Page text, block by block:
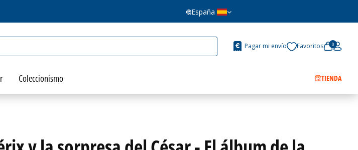
España
Pagar mi envío Favoritos 0
Coleccionismo TIENDA